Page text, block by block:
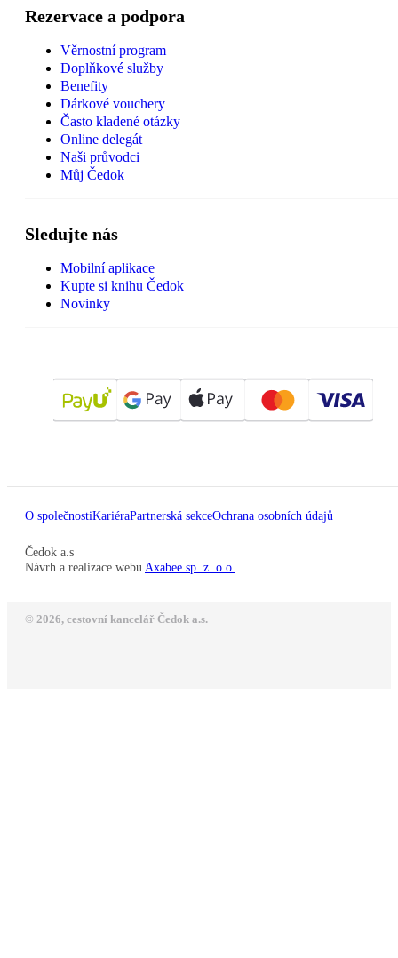
Rezervace a podpora
Věrnostní program
Doplňkové služby
Benefity
Dárkové vouchery
Často kladené otázky
Online delegát
Naši průvodci
Můj Čedok
Sledujte nás
Mobilní aplikace
Kupte si knihu Čedok
Novinky
O společnostiKariéraPartnerská sekceOchrana osobních údajů
Čedok a.s
Návrh a realizace webu Axabee sp. z. o.o.
© 2026, cestovní kancelář Čedok a.s.